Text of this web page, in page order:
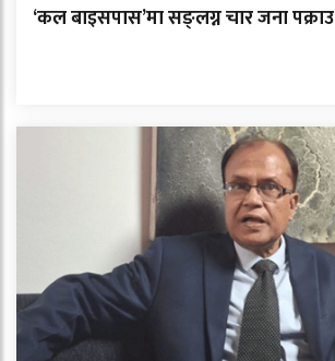
‘कल बाइसपास’मा सङ्लग्न चार जना पक्राउ